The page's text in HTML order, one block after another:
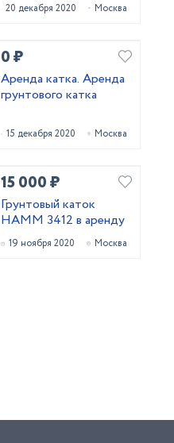
20 декабря 2020 Москва
0 ₽
Аренда катка. Аренда
грунтового катка
15 декабря 2020 Москва
15 000 ₽
Грунтовый каток
HAMM 3412 в аренду
19 ноября 2020 Москва